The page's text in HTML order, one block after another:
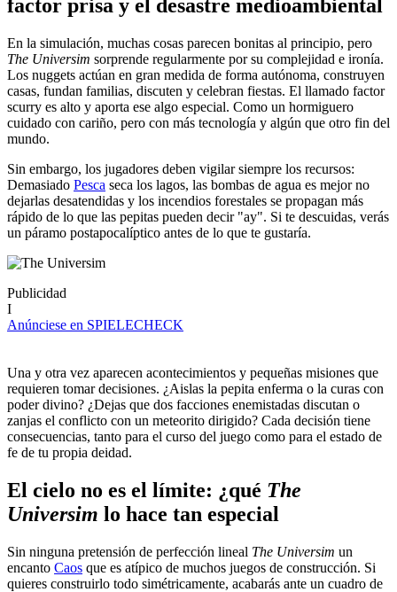
factor prisa y el desastre medioambiental
En la simulación, muchas cosas parecen bonitas al principio, pero
The Universim sorprende regularmente por su complejidad e ironía.
Los nuggets actúan en gran medida de forma autónoma, construyen
casas, fundan familias, discuten y celebran fiestas. El llamado factor
scurry es alto y aporta ese algo especial. Como un hormiguero
cuidado con cariño, pero con más tecnología y algún que otro fin del
mundo.
Sin embargo, los jugadores deben vigilar siempre los recursos:
Demasiado Pesca seca los lagos, las bombas de agua es mejor no
dejarlas desatendidas y los incendios forestales se propagan más
rápido de lo que las pepitas pueden decir "ay". Si te descuidas, verás
un páramo postapocalíptico antes de lo que te gustaría.
Publicidad
I
Anúnciese en SPIELECHECK
Una y otra vez aparecen acontecimientos y pequeñas misiones que
requieren tomar decisiones. ¿Aislas la pepita enferma o la curas con
poder divino? ¿Dejas que dos facciones enemistadas discutan o
zanjas el conflicto con un meteorito dirigido? Cada decisión tiene
consecuencias, tanto para el curso del juego como para el estado de
fe de tu propia deidad.
El cielo no es el límite: ¿qué The
Universim lo hace tan especial
Sin ninguna pretensión de perfección lineal The Universim un
encanto Caos que es atípico de muchos juegos de construcción. Si
quieres construirlo todo simétricamente, acabarás ante un cuadro de